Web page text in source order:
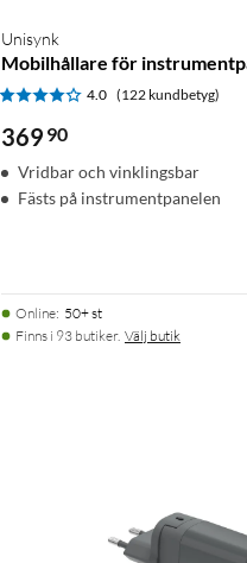
Unisynk
Mobilhållare för
4.0 (122 kundbetyg)
369 90
Vridbar och vinklingsbar
Fästs på instrumentpanelen
Online: 50+ st
Finns i 93 butiker. Välj butik